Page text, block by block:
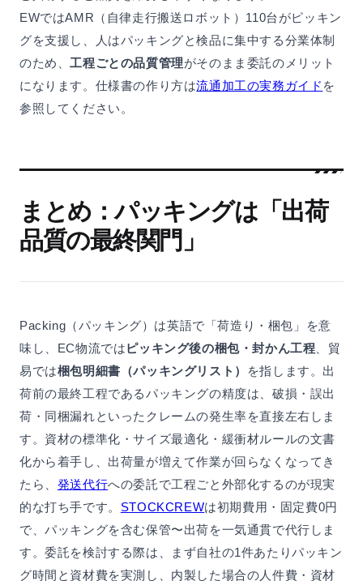
EWではAMR（自律走行搬送ロボット）110台がピッキン
グを支援し、人はパッキングと検品に集中する分業体制
のため、工程ごとの品質管理がそのまま委託のメリット
になります。仕様書の作り方は流通加工の実務ガイド を
参照してください。
まとめ：パッキングは「出荷
品質の最終関門」
Packing（パッキング）は英語で「荷造り・梱包」を意
味し、EC物流ではピッキング後の梱包・封かん工程 、貿
易では梱包明細書（パッキングリスト）
を指します。出
荷前の最終工程であるパッキングの精度は、破損・誤出
荷・同梱漏れといったクレームの発生率を直接左右しま
す。資材の標準化・サイズ最適化・緩衝材ルールの文書
化から着手し、出荷量が増えて作業が回らなくなってき
たら、 発送代行への委託で工程ごと外部化するのが現実
的な打ち手です。 STOCKCREWは初期費用・固定費0円
で、パッキングを含む保管〜出荷を一気通貫で代行しま
す。委託を検討する際は、まず自社の1件あたりパッキン
グ時間と資材費を実測し、内製した場合の人件費・資材